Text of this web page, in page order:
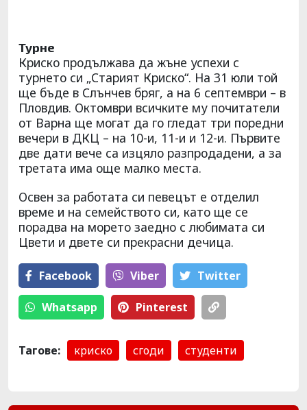
Турне
Криско продължава да жъне успехи с
турнето си „Старият Криско“. На 31 юли той
ще бъде в Слънчев бряг, а на 6 септември – в
Пловдив. Октомври всичките му почитатели
от Варна ще могат да го гледат три поредни
вечери в ДКЦ – на 10-и, 11-и и 12-и. Първите
две дати вече са изцяло разпродадени, а за
третата има още малко места.
Освен за работата си певецът е отделил
време и на семейството си, като ще се
порадва на морето заедно с любимата си
Цвети и двете си прекрасни дечица.
Facebook Viber Тwitter
Whatsapp Pinterest
Тагове: криско сгоди студенти